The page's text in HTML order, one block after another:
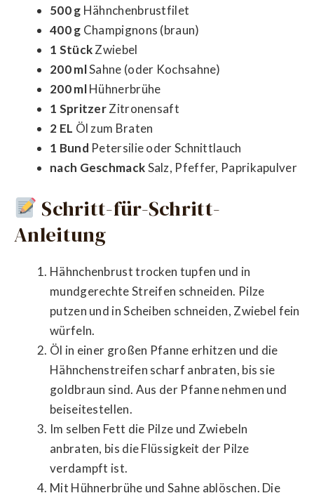
500 g Hähnchenbrustfilet
400 g Champignons (braun)
1 StückZwiebel
200 mlSahne (oder Kochsahne)
200 mlHühnerbrühe
1 SpritzerZitronensaft
2 EL Öl zum Braten
1 Bund Petersilie oder Schnittlauch
nach GeschmackSalz, Pfeffer, Paprikapulver
Schritt-für-Schritt-
Anleitung
Hähnchenbrust trocken tupfen und in
mundgerechte Streifen schneiden. Pilze
putzen und in Scheiben schneiden, Zwiebel fein
würfeln.
Öl in einer großen Pfanne erhitzen und die
Hähnchenstreifen scharf anbraten, bis sie
goldbraun sind. Aus der Pfanne nehmen und
beiseitestellen.
Im selben Fett die Pilze und Zwiebeln
anbraten, bis die Flüssigkeit der Pilze
verdampft ist.
Mit Hühnerbrühe und Sahne ablöschen. Die